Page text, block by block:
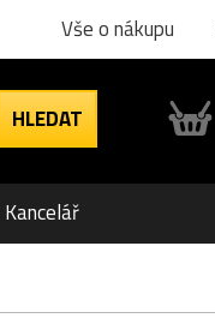
Vše o nákupu
Kancelář